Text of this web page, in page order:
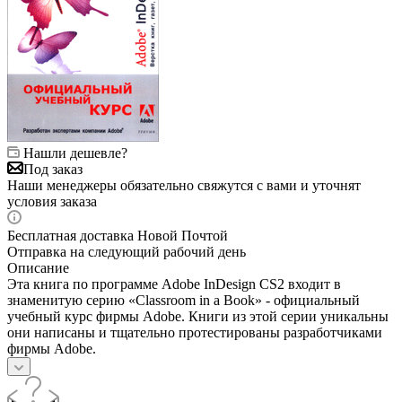
Нашли дешевле?
Под заказ
Наши менеджеры обязательно свяжутся с вами и уточнят
условия заказа
Бесплатная доставка Новой Почтой
Отправка на следующий рабочий день
Описание
Эта книга по программе Adobe InDesign CS2 входит в
знаменитую серию «Classroom in a Book» - официальный
учебный курс фирмы Adobe. Книги из этой серии уникальны
они написаны и тщательно протестированы разработчиками
фирмы Adobe.